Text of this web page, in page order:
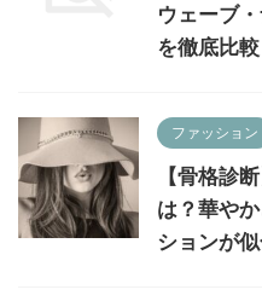
ウェーブ
を徹底比較
ファッション
【骨格診
は？華や
ションが似